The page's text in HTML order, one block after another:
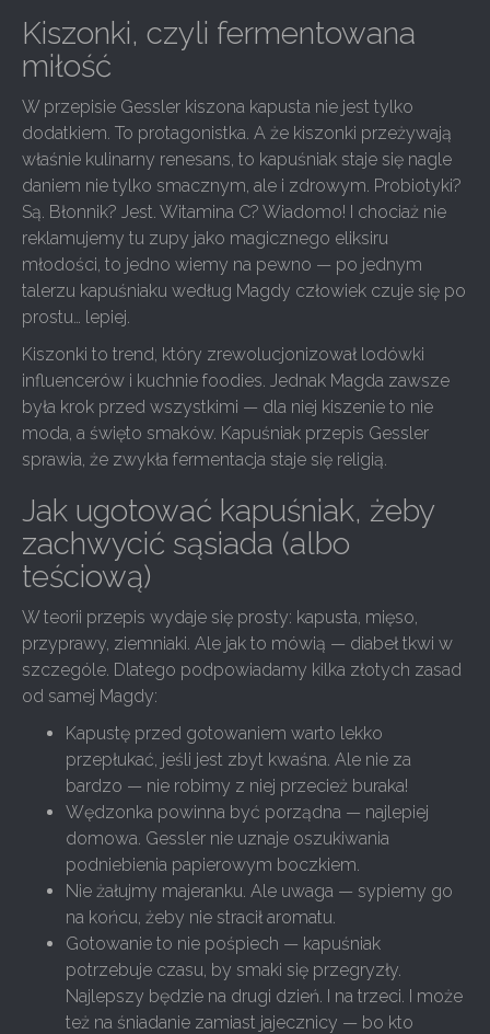
Kiszonki, czyli fermentowana
miłość
W przepisie Gessler kiszona kapusta nie jest tylko
dodatkiem. To protagonistka. A że kiszonki przeżywają
właśnie kulinarny renesans, to kapuśniak staje się nagle
daniem nie tylko smacznym, ale i zdrowym. Probiotyki?
Są. Błonnik? Jest. Witamina C? Wiadomo! I chociaż nie
reklamujemy tu zupy jako magicznego eliksiru
młodości, to jedno wiemy na pewno — po jednym
talerzu kapuśniaku według Magdy człowiek czuje się po
prostu… lepiej.
Kiszonki to trend, który zrewolucjonizował lodówki
influencerów i kuchnie foodies. Jednak Magda zawsze
była krok przed wszystkimi — dla niej kiszenie to nie
moda, a święto smaków. Kapuśniak przepis Gessler
sprawia, że zwykła fermentacja staje się religią.
Jak ugotować kapuśniak, żeby
zachwycić sąsiada (albo
teściową)
W teorii przepis wydaje się prosty: kapusta, mięso,
przyprawy, ziemniaki. Ale jak to mówią — diabeł tkwi w
szczególe. Dlatego podpowiadamy kilka złotych zasad
od samej Magdy:
Kapustę przed gotowaniem warto lekko
przepłukać, jeśli jest zbyt kwaśna. Ale nie za
bardzo — nie robimy z niej przecież buraka!
Wędzonka powinna być porządna — najlepiej
domowa. Gessler nie uznaje oszukiwania
podniebienia papierowym boczkiem.
Nie żałujmy majeranku. Ale uwaga — sypiemy go
na końcu, żeby nie stracił aromatu.
Gotowanie to nie pośpiech — kapuśniak
potrzebuje czasu, by smaki się przegryzły.
Najlepszy będzie na drugi dzień. I na trzeci. I może
też na śniadanie zamiast jajecznicy — bo kto